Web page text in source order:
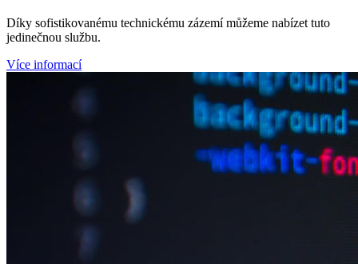
Díky sofistikovanému technickému zázemí můžeme nabízet tuto
jedinečnou službu.
Více informací